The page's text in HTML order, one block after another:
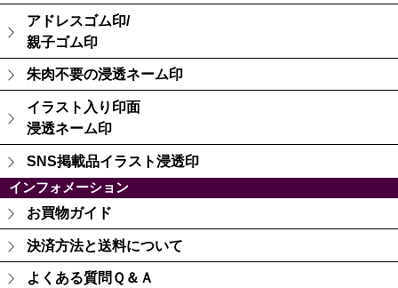
アドレスゴム印/
親子ゴム印
朱肉不要の浸透ネーム印
イラスト入り印面
浸透ネーム印
SNS掲載品イラスト浸透印
インフォメーション
お買物ガイド
決済方法と送料について
よくある質問Ｑ＆Ａ